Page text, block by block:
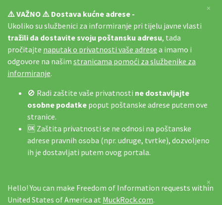
⚠️ VAŽNO ⚠️ Dostava kućne adrese -
Ukoliko su službenici za informiranje pri tijelu javne vlasti
tražili da dostavite svoju poštansku adresu, tada
pročitajte naputak o privatnosti vaše adrese a imamo i
odgovore na našim stranicama pomoći za službenike za
informiranje.
🚫 Radi zaštite vaše privatnosti ne dostavljajte
osobne podatke poput poštanske adrese putem ove
stranice.
🆗 Zaštita privatnosti se ne odnosi na poštanske
adrese pravnih osoba (npr. udruge, tvrtke), dozvoljeno
ih je dostavljati putem ovog portala.
×
Hello! You can make Freedom of Information requests within
United States of America at MuckRock.com.
×